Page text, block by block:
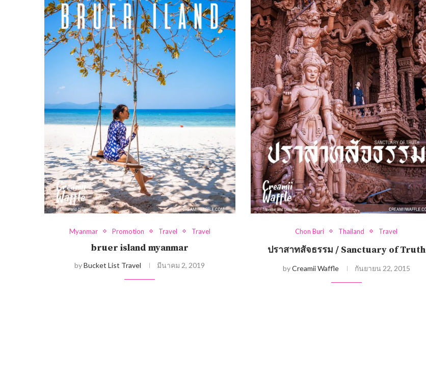
Myanmar Promotion Travel Travel
bruer island myanmar
byBucket List Travel มีนาคม 2, 2019
Chon Buri Thailand Travel
ปราสาทสัจธรรม / Sanctuary of Truth
byCreamii Waffle กันยายน 22, 2015